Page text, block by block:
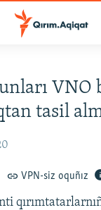
tasil
VPN-siz oquñız